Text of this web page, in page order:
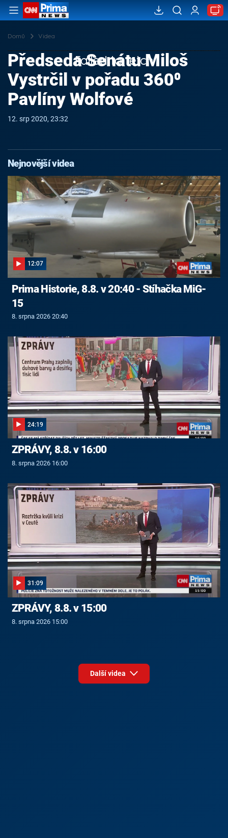
Domů Videa
Failed to fetch
Předseda Senátu Miloš
Vystrčil v pořadu 360⁰
Pavlíny Wolfové
12. srp 2020, 23:32
Nejnovější videa
12:07
Prima Historie, 8.8. v 20:40 - Stíhačka MiG-
15
8. srpna 2026 20:40
24:19
ZPRÁVY, 8.8. v 16:00
8. srpna 2026 16:00
31:09
ZPRÁVY, 8.8. v 15:00
8. srpna 2026 15:00
Další videa